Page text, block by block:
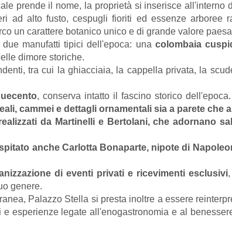
prende il nome, la proprietà si inserisce all'interno
ad alto fusto, cespugli fioriti ed essenze arboree
un carattere botanico unico e di grande valore
manufatti tipici dell'epoca: una colombaia
dimore storiche.
tra cui la ghiacciaia, la cappella privata, la
, conserva intatto il fascino storico
cammei e dettagli ornamentali sia a parete che
da Martinelli e Bertolani, che adornano
anche Carlotta Bonaparte, nipote di
di eventi privati e ricevimenti esclusivi
genere.
Palazzo Stella si presta inoltre a essere
esperienze legate all'enogastronomia e al